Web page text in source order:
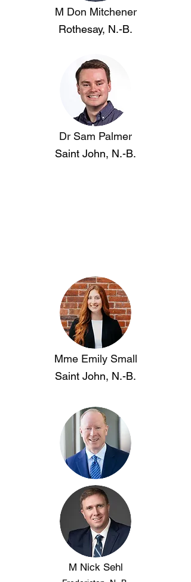
M Don Mitchener
Rothesay, N.-B.
Dr Sam Palmer
Saint John, N.-B.
Mme Emily Small
Saint John, N.-B.
M Nick Sehl